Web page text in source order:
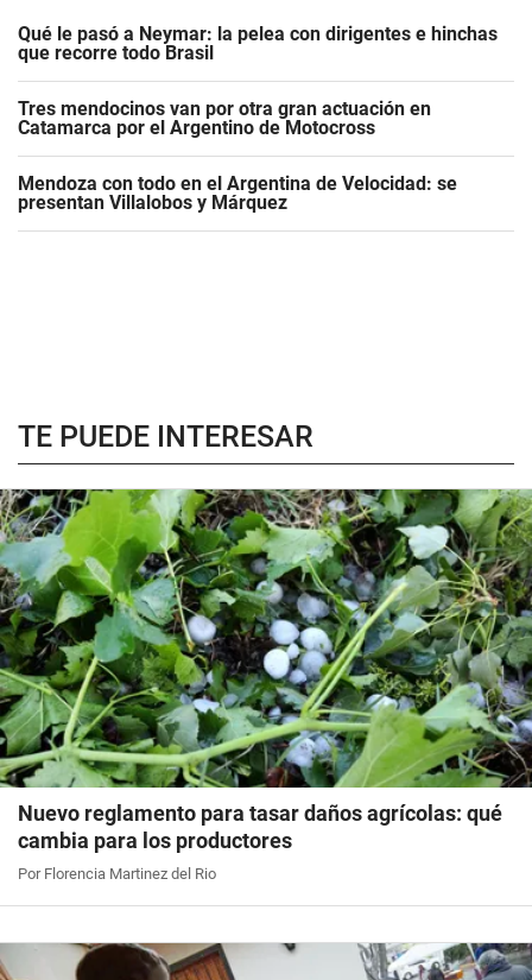
Qué le pasó a Neymar: la pelea con dirigentes e hinchas
que recorre todo Brasil
Tres mendocinos van por otra gran actuación en
Catamarca por el Argentino de Motocross
Mendoza con todo en el Argentina de Velocidad: se
presentan Villalobos y Márquez
TE PUEDE INTERESAR
Nuevo reglamento para tasar daños agrícolas: qué
cambia para los productores
Por Florencia Martinez del Rio